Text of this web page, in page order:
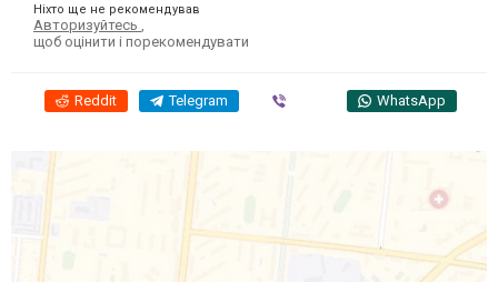
Ніхто ще не рекомендував
Авторизуйтесь
щоб оцінити і порекомендувати
Reddit Telegram WhatsApp